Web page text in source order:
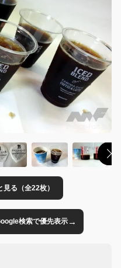
る（全22枚）
検索で優先表示→